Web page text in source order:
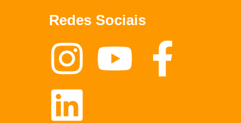
Redes Sociais